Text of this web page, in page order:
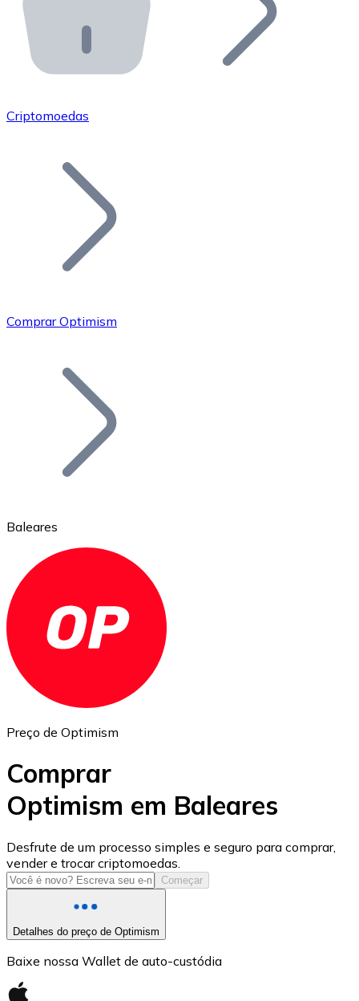
API Bitnovo
Integre nossa API no seu ecossistema.
Junte-se à nossa rede de revendedores e comercialize
Adicione o token do seu projeto ao nosso serviço de
Bitcoin
Ethereum
ETH
USD Coin
USDC
Criptomoedas
Comprar Optimism
Baleares
Preço de Optimism
Comprar
Optimism em Baleares
Desfrute de um processo simples e seguro para comprar,
vender e trocar criptomoedas.
Começar
Detalhes do preço de Optimism
Baixe nossa Wallet de auto-custódia